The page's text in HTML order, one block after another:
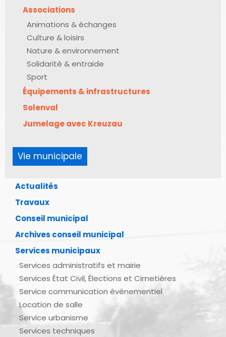
Associations
Animations & échanges
Culture & loisirs
Nature & environnement
Solidarité & entraide
Sport
Équipements & infrastructures
Solenval
Jumelage avec Kreuzau
Vie municipale
Actualités
Travaux
Conseil municipal
Archives conseil municipal
Services municipaux
Services administratifs et mairie
Services État Civil, Élections et Cimetières
Service communication événementiel
Location de salle
Service urbanisme
Services techniques